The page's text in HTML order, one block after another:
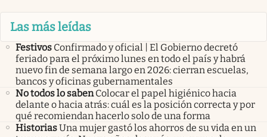
Las más leídas
Festivos Confirmado y oficial | El Gobierno decretó
feriado para el próximo lunes en todo el país y habrá
nuevo fin de semana largo en 2026: cierran escuelas,
bancos y oficinas gubernamentales
No todos lo saben Colocar el papel higiénico hacia
delante o hacia atrás: cuál es la posición correcta y por
qué recomiendan hacerlo solo de una forma
HistoriasUna mujer gastó los ahorros de su vida en un